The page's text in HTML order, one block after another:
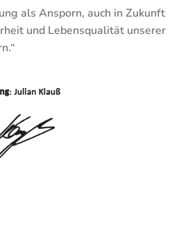
als Ansporn, auch in Zukunft
und Lebensqualität unserer